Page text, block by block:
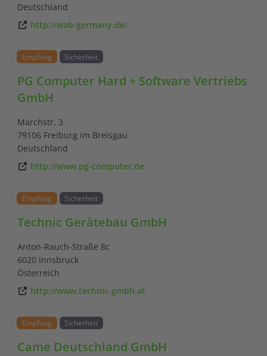
Deutschland
http://wab-germany.de/
Empfang Sicherheit
PG Computer Hard + Software Vertriebs
GmbH
Marchstr. 3
79106 Freiburg im Breisgau
Deutschland
http://www.pg-computer.de
Empfang Sicherheit
Technic Gerätebau GmbH
Anton-Rauch-Straße 8c
6020 Innsbruck
Österreich
http://www.technic-gmbh.at
Empfang Sicherheit
Came Deutschland GmbH